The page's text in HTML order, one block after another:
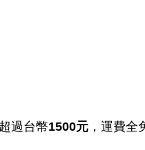
過台幣1500元 ，運費全